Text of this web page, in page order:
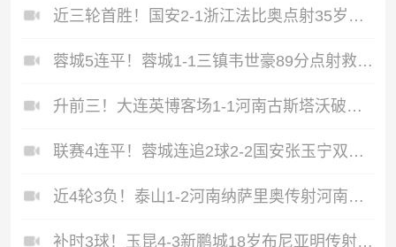
近三轮首胜！国安2-1浙江法比奥点射35岁张稀哲制胜王钰栋送助攻
蓉城5连平！蓉城1-1三镇韦世豪89分点射救主费利佩造点李昂破门
升前三！大连英博客场1-1河南古斯塔沃破门19岁杨铭锐替补扳平
联赛4连平！蓉城连追2球2-2国安张玉宁双响韦世豪助攻索罗金绝平
近4轮3负！泰山1-2河南纳萨里奥传射河南终结17年客场不胜泰山
补时3球！玉昆4-3新鹏城18岁布尼亚明传射侯永永乌龙卡约绝杀